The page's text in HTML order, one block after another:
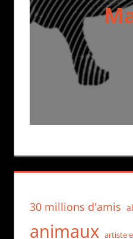
30 millions d'amis
animaux artiste